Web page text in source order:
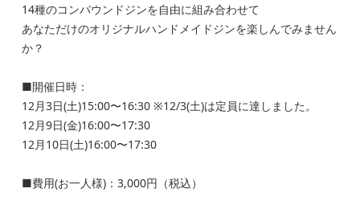
14種のコンパウンドジンを自由に組み合わせて
あなただけのオリジナルハンドメイドジンを楽しんでみません
か？
■開催日時：
12月3日(土)15:00〜16:30 ※12/3(土)は定員に達しました。
12月9日(金)16:00〜17:30
12月10日(土)16:00〜17:30
■費用(お一人様)：3,000円（税込）